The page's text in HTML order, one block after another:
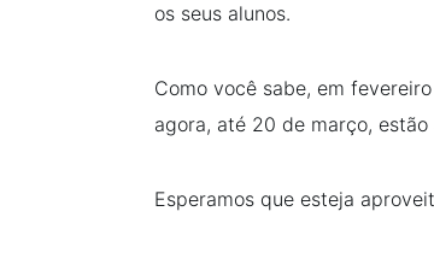
os seus alunos.
Como você sabe, em
agora, até 20 de março,
Esperamos que esteja